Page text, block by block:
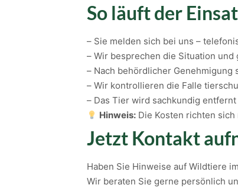
So läuft der
– Sie melden sich bei uns –
– Wir besprechen die Situation und
– Nach behördlicher
– Wir kontrollieren die Falle
– Das Tier wird sachkundig
Hinweis: Die Kosten richten
Jetzt Kontakt
Haben Sie Hinweise auf Wildtiere
Wir beraten Sie gerne persönlich